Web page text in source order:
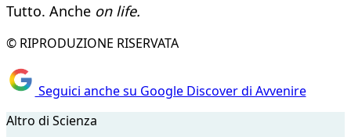
Tutto. Anche on life.
© RIPRODUZIONE RISERVATA
Seguici anche su Google Discover di Avvenire
Altro di Scienza